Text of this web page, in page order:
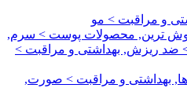
و مراقبت > مو
ترین, محصولات پوست > سرم,
ضد ریزش, بهداشتی و مراقبت >
بهداشتی و مراقبت > صورت,